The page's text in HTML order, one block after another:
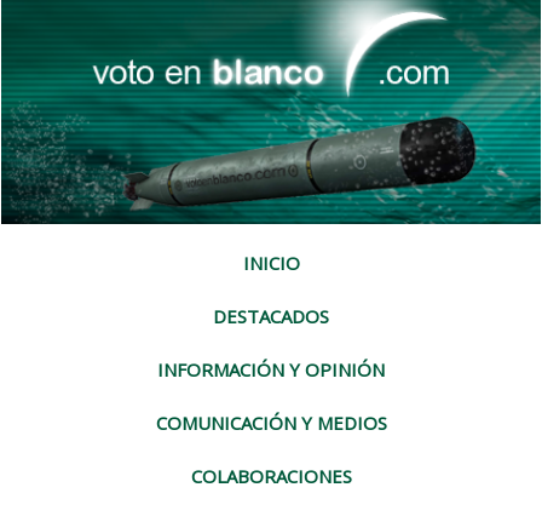
INICIO
DESTACADOS
INFORMACIÓN Y OPINIÓN
COMUNICACIÓN Y MEDIOS
COLABORACIONES